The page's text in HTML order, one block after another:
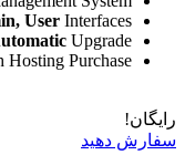
User Interfaces
Upgrade
Hosting Purchase
رایگان!
سفارش دهید